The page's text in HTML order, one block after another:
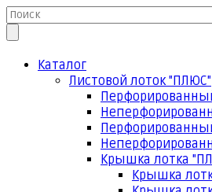
Каталог
Листовой лоток "ПЛЮС"
Крышка лотка
Крышка